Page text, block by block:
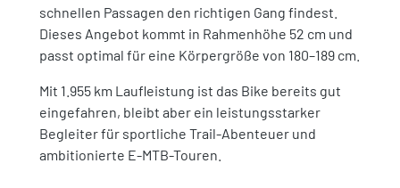
schnellen Passagen den richtigen Gang findest.
Dieses Angebot kommt in Rahmenhöhe 52 cm und
passt optimal für eine Körpergröße von 180–189 cm.
Mit 1.955 km Laufleistung ist das Bike bereits gut
eingefahren, bleibt aber ein leistungsstarker
Begleiter für sportliche Trail-Abenteuer und
ambitionierte E-MTB-Touren.